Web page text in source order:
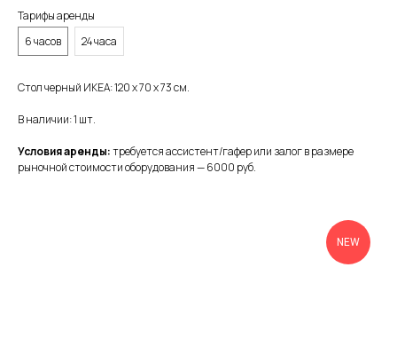
Тарифы аренды
6 часов
24 часа
Стол черный ИКЕА: 120 х 70 х 73 см.
В наличии: 1 шт.
Условия аренды:требуется ассистент/гафер или залог в размере
рыночной стоимости оборудования — 6000 руб.
NEW